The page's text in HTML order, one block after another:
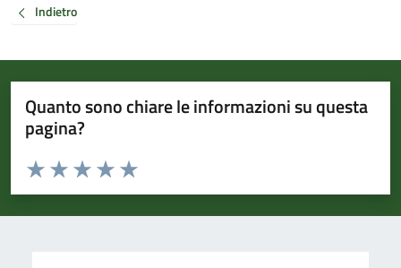
Indietro
Quanto sono chiare le informazioni su questa
pagina?
Valuta da 1 a 5 stelle la pagina
Valuta 5 stelle su 5
Valuta 4 stelle su 5
Valuta 3 stelle su 5
Valuta 2 stelle su 5
Valuta 1 stelle su 5